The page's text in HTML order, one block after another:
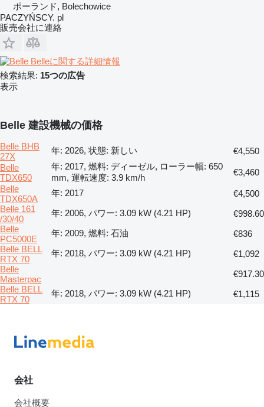
ポーランド, Bolechowice
PACZYŃSCY. pl
販売会社に連絡
Belleに関する詳細情報
検索結果: 15つの広告
表示
Belle 建設機械の価格
Belle BHB
27X
年: 2026, 状態: 新しい
€4,550
Belle
TDX650
年: 2017, 燃料: ディーゼル, ローラー幅: 650
mm, 運転速度: 3.9 km/h
€3,460
Belle
TDX650A
年: 2017
€4,500
Belle 161
/30/40
年: 2006, パワー: 3.09 kW (4.21 HP)
€998.60
Belle
PC5000E
年: 2009, 燃料: 石油
€836
Belle BELL
RTX 70
年: 2018, パワー: 3.09 kW (4.21 HP)
€1,092
Belle
Masterpac
€917.30
Belle BELL
RTX 70
年: 2018, パワー: 3.09 kW (4.21 HP) €1,115
会社
会社概要